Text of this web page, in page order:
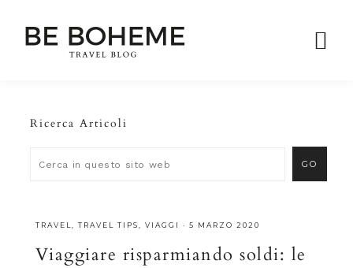
Ricerca Articoli
TRAVEL TRAVEL TIPS VIAGGI · 5 MARZO 2020
Viaggiare risparmiando soldi: le